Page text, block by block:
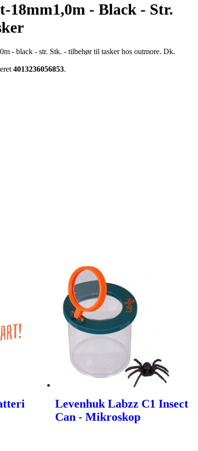
18mm1,0m - Black - Str.
- black - str. Stk. - tilbehør til tasker hos outmore. Dk.
4013236056853.
Levenhuk Labzz C1 Insect
Can - Mikroskop